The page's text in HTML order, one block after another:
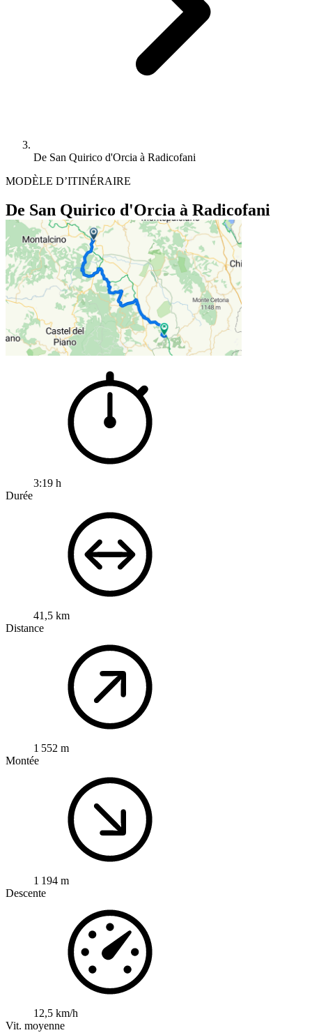
De San Quirico d'Orcia à Radicofani
MODÈLE D’ITINÉRAIRE
De San Quirico d'Orcia à Radicofani
3:19 h
Durée
41,5 km
Distance
1 552 m
Montée
1 194 m
Descente
12,5 km/h
Vit. moyenne